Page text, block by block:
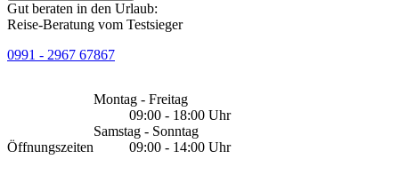
Gut beraten in den Urlaub:
Reise-Beratung vom Testsieger
0991 - 2967 67867
Öffnungszeiten
Montag - Freitag
09:00 - 18:00 Uhr
Samstag - Sonntag
09:00 - 14:00 Uhr